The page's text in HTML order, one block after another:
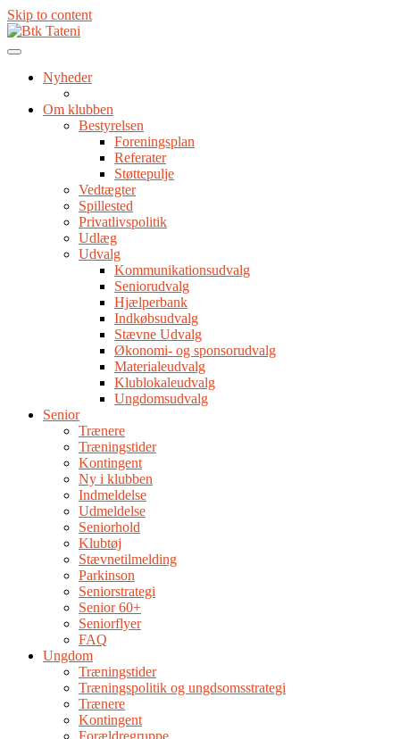
Skip to content
Nyheder
Om klubben
Bestyrelsen
Foreningsplan
Referater
Støttepulje
Vedtægter
Spillested
Privatlivspolitik
Udlæg
Udvalg
Kommunikationsudvalg
Seniorudvalg
Hjælperbank
Indkøbsudvalg
Stævne Udvalg
Økonomi- og sponsorudvalg
Materialeudvalg
Klublokaleudvalg
Ungdomsudvalg
Senior
Trænere
Træningstider
Kontingent
Ny i klubben
Indmeldelse
Udmeldelse
Seniorhold
Klubtøj
Stævnetilmelding
Parkinson
Seniorstrategi
Senior 60+
Seniorflyer
FAQ
Ungdom
Træningstider
Træningspolitik og ungdsomsstrategi
Trænere
Kontingent
Forældregruppe